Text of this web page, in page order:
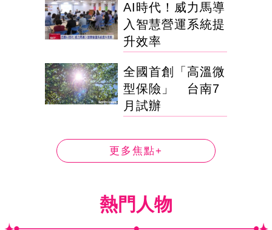
AI時代！威力馬導
入智慧營運系統提
升效率
全國首創「高溫微
型保險」 台南7
月試辦
更多焦點+
熱門人物